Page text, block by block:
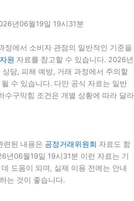
년06월19일 19시31분
정에서 소비자 관점의 일반적인 기준을
원 자료를 참고할 수 있습니다. 2026년
담, 피해 예방, 거래 과정에서 주의할
수 있습니다. 다만 공식 자료는 일반
수구막힘 조건은 개별 상황에 따라 달라
련된 내용은 공정거래위원회 자료도 함
년06월19일 19시31분 이런 자료는 기
도움이 되며, 실제 이용 전에는 안내
는 것이 좋습니다.